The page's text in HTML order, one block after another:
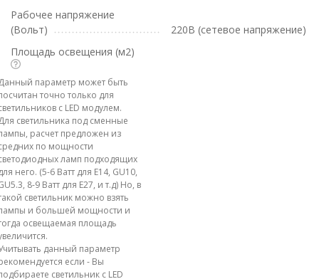
Рабочее напряжение
(Вольт)
220В (сетевое напряжение)
Площадь освещения (м2)
параметр может быть
точно только для
с LED модулем.
светильника под сменные
расчет предложен из
по мощности
ламп подходящих
него. (5-6 Ватт для E14, GU10,
8-9 Ватт для E27, и т.д) Но, в
светильник можно взять
и большей мощности и
освещаемая площадь
данный параметр
если - Вы
светильник с LED